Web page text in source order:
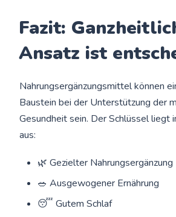
Fazit:
Ansatz ist
Nahrungsergänzungsmittel können
Baustein bei der Unterstützung der
Gesundheit sein. Der Schlüssel liegt
aus:
🌿 Gezielter Nahrungsergänzung
🥗 Ausgewogener Ernährung
😴 Gutem Schlaf